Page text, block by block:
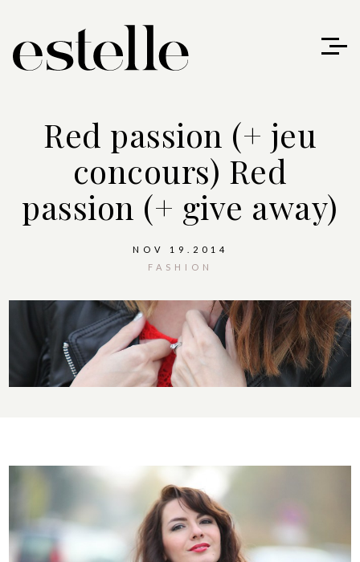
Red passion (+ jeu
concours) Red
passion (+ give away)
NOV 19.2014
FASHION